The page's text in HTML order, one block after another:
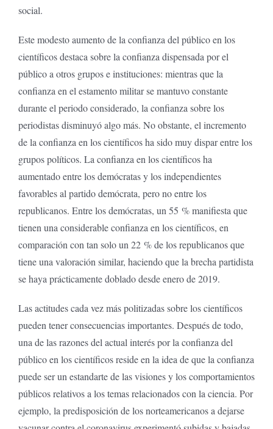
social.
Este modesto aumento de la confianza del público en los
científicos destaca sobre la confianza dispensada por el
público a otros grupos e instituciones: mientras que la
confianza en el estamento militar se mantuvo constante
durante el periodo considerado, la confianza sobre los
periodistas disminuyó algo más. No obstante, el incremento
de la confianza en los científicos ha sido muy dispar entre los
grupos políticos. La confianza en los científicos ha
aumentado entre los demócratas y los independientes
favorables al partido demócrata, pero no entre los
republicanos. Entre los demócratas, un 55 % manifiesta que
tienen una considerable confianza en los científicos, en
comparación con tan solo un 22 % de los republicanos que
tiene una valoración similar, haciendo que la brecha partidista
se haya prácticamente doblado desde enero de 2019.
Las actitudes cada vez más politizadas sobre los científicos
pueden tener consecuencias importantes. Después de todo,
una de las razones del actual interés por la confianza del
público en los científicos reside en la idea de que la confianza
puede ser un estandarte de las visiones y los comportamientos
públicos relativos a los temas relacionados con la ciencia. Por
ejemplo, la predisposición de los norteamericanos a dejarse